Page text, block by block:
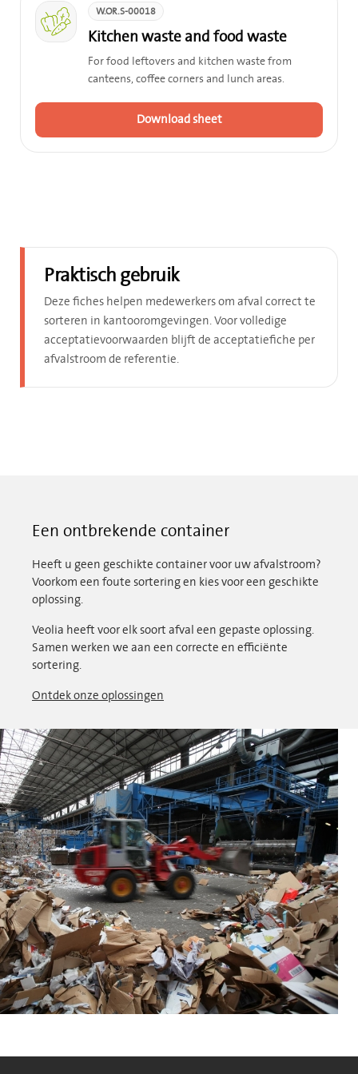
W.OR.S-00018
Kitchen waste and food waste
For food leftovers and kitchen waste from
canteens, coffee corners and lunch areas.
Download sheet
Praktisch gebruik
Deze fiches helpen medewerkers om afval correct te
sorteren in kantooromgevingen. Voor volledige
acceptatievoorwaarden blijft de acceptatiefiche per
afvalstroom de referentie.
Een ontbrekende container
Heeft u geen geschikte container voor uw afvalstroom?
Voorkom een foute sortering en kies voor een geschikte
oplossing.
Veolia heeft voor elk soort afval een gepaste oplossing.
Samen werken we aan een correcte en efficiënte
sortering.
Ontdek onze oplossingen